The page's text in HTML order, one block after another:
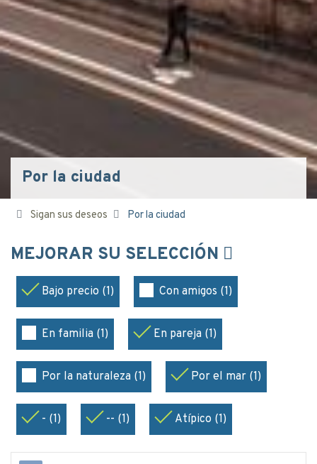
Por la ciudad
Sigan sus deseos Por la ciudad
MEJORAR SU SELECCIÓN
Bajo precio (1) Con amigos (1)
En familia (1) En pareja (1)
Por la naturaleza (1) Por el mar (1)
- (1) -- (1) Atípico (1)